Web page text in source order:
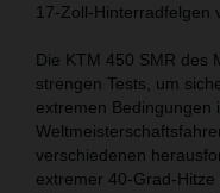
17-Zoll-Hinterradfelgen
Die KTM 450 SMR des
strengen Tests, um
extremen Bedingungen
verschiedenen
extremer 40-Grad-